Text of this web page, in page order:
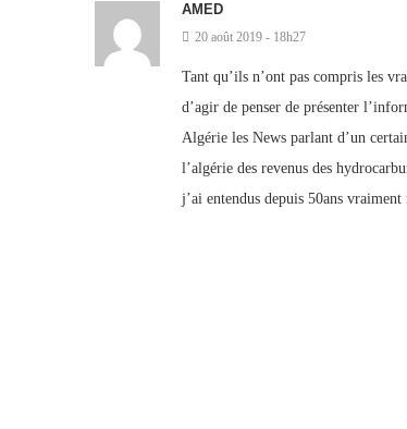
AMED
20 août 2019 - 18h27
Tant qu’ils n’ont pas compris les
d’agir de penser de présenter
Algérie les News parlant d’un
l’algérie des revenus des
j’ai entendus depuis 50ans